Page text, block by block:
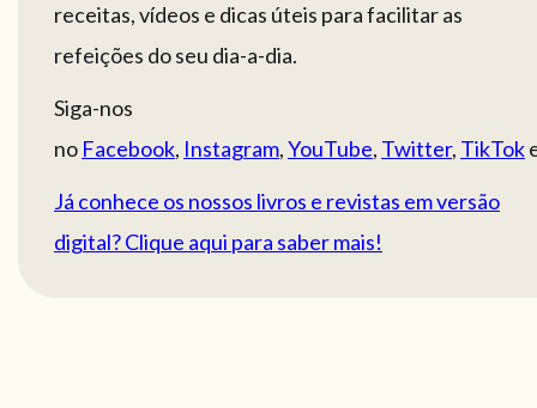
receitas, vídeos e dicas úteis para facilitar as
refeições do seu dia-a-dia.
Siga-nos
no Facebook, Instagram,YouTube, Twitter, TikTok
Já conhece os nossos livros e revistas em versão
digital? Clique aqui para saber mais!